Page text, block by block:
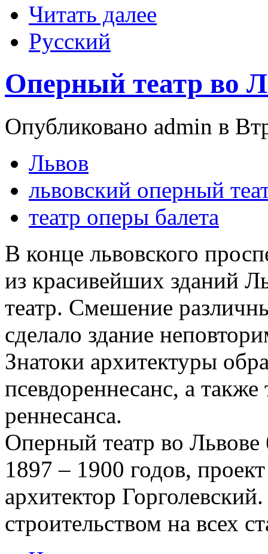
Читать далее
Русский
Оперный театр во
Опубликовано admin в
Львов
львовский оперный
театр оперы балета
В конце львовского
из красивейших зданий
театр. Смешение
сделало здание
Знатоки архитектуры
псевдореннесанс, а
реннесанса.
Оперный театр во
1897 – 1900 годов,
архитектор
строительством на всех